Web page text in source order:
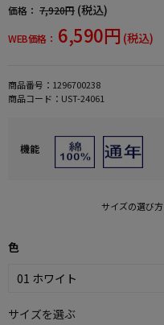
価格： 7,920円 (税込)
WEB価格： 6,590円 (税込)
商品番号： 1296700238
商品コード： UST-24061
機能
サイズの選び方
色
サイズを選ぶ